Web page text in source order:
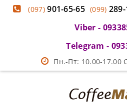
(097)901-65-65 (099)
Viber -
Telegram -
Пн.-Пт: 10.00-17.00